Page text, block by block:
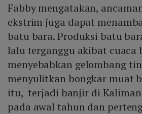
Fabby mengatakan,
ekstrim juga dapat
batu bara. Produksi batu
lalu terganggu akibat cuaca
menyebabkan gelombang
menyulitkan bongkar muat
itu, terjadi banjir di
pada awal tahun dan